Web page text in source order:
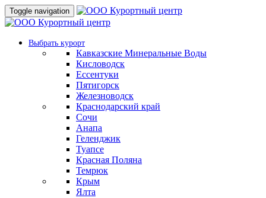
Toggle navigation
Выбрать курорт
Кавказские Минеральные Воды
Кисловодск
Ессентуки
Пятигорск
Железноводск
Краснодарский край
Сочи
Анапа
Геленджик
Туапсе
Красная Поляна
Темрюк
Крым
Ялта